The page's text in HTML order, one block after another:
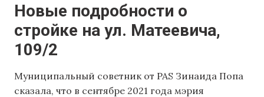
Новые подробности о
стройке на ул. Матеевича,
109/2
Муниципальный советник от PAS Зинаида Попа
сказала, что в сентябре 2021 года мэрия